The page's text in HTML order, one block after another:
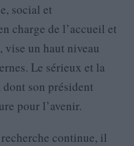
social et
charge de l’accueil et
vise un haut niveau
Le sérieux et la
son président
pour l’avenir.
continue, il